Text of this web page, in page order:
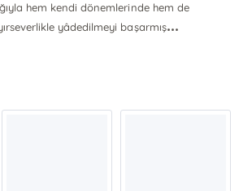
hem kendi dönemlerinde hem de
yâdedilmeyi başarmış...